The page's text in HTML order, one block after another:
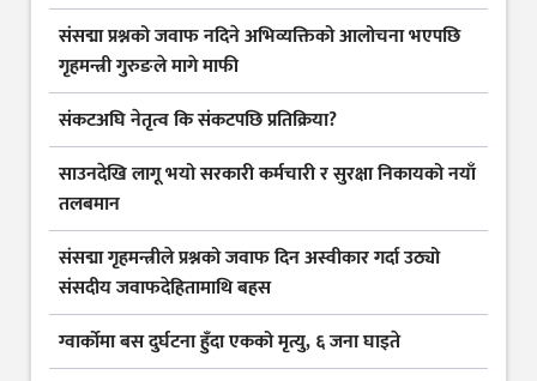
संसद्मा प्रश्नको जवाफ नदिने अभिव्यक्तिको आलोचना भएपछि
गृहमन्त्री गुरुङले मागे माफी
संकटअघि नेतृत्व कि संकटपछि प्रतिक्रिया?
साउनदेखि लागू भयो सरकारी कर्मचारी र सुरक्षा निकायको नयाँ
तलबमान
संसद्मा गृहमन्त्रीले प्रश्नको जवाफ दिन अस्वीकार गर्दा उठ्यो
संसदीय जवाफदेहितामाथि बहस
ग्वार्कोमा बस दुर्घटना हुँदा एकको मृत्यु, ६ जना घाइते